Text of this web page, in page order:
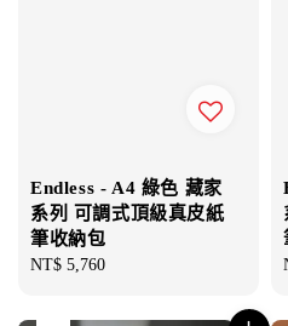
Endless - A4 綠色 藏家
系列 可調式頂級真皮紙
筆收納包
Regular
NT$ 5,760